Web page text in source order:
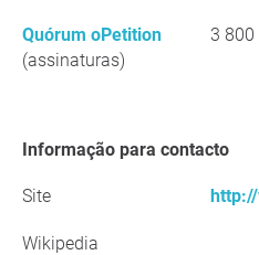
Quórum oPetition
(assinaturas)
3 800
Informação para contacto
Site
Wikipedia